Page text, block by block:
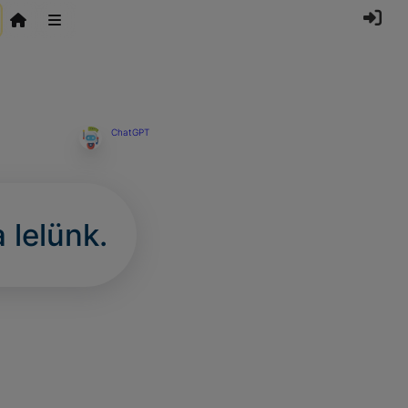
ChatGPT
lelünk.